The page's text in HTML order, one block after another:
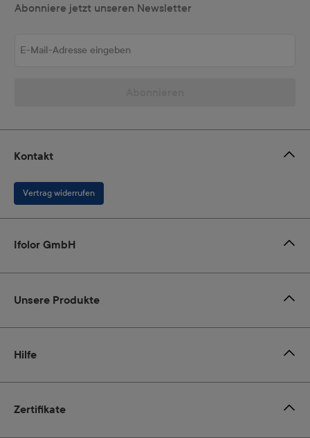
Abonniere jetzt unseren Newsletter
Zertifikate
Kontakt
Vertrag widerrufen
Ifolor GmbH
Unsere Produkte
Hilfe